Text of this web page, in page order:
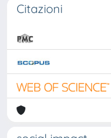
Citazioni